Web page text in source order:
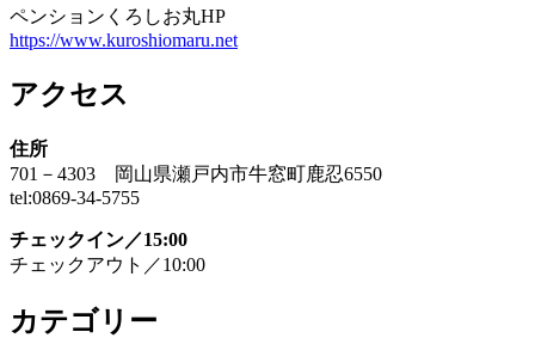
ペンションくろしお丸HP
https://www.kuroshiomaru.net
アクセス
住所
701－4303 岡山県瀬戸内市牛窓町鹿忍6550
tel:0869-34-5755
チェックイン／15:00
チェックアウト／10:00
カテゴリー